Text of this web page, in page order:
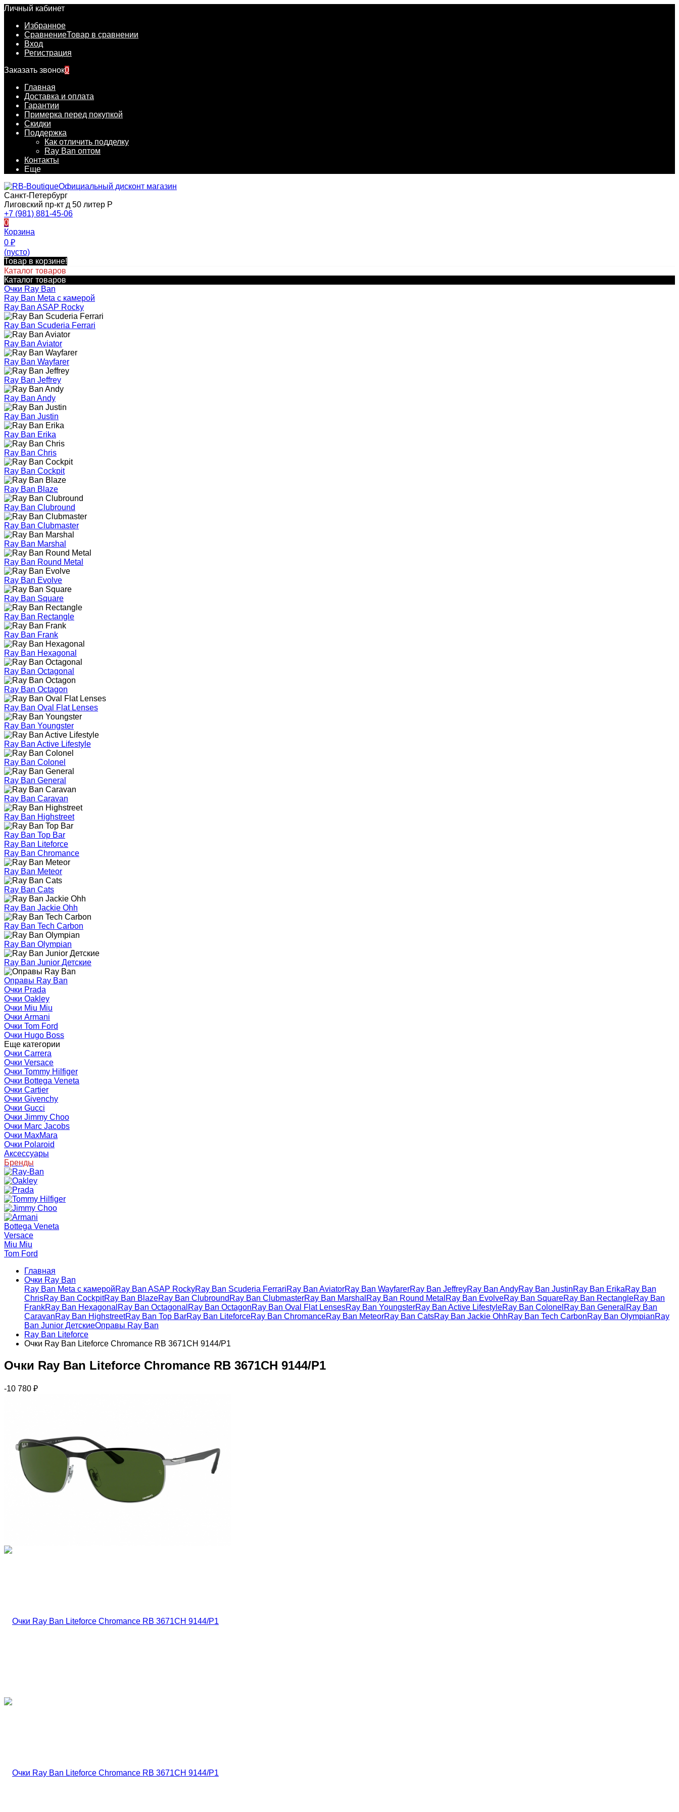
Личный кабинет
Избранное
СравнениеТовар в сравнении
Вход
Регистрация
Заказать звонок0
Главная
Доставка и оплата
Гарантии
Примерка перед покупкой
Скидки
Поддержка
Как отличить подделку
Ray Ban оптом
Контакты
Еще
Официальный дисконт магазин
Санкт-Петербург
Лиговский пр-кт д 50 литер Р
+7 (981) 881-45-06
0
Корзина
0 ₽
(пусто)
Товар в корзине!
Каталог товаров
Каталог товаров
Очки Ray Ban
Ray Ban Meta с камерой
Ray Ban ASAP Rocky
Ray Ban Scuderia Ferrari
Ray Ban Aviator
Ray Ban Wayfarer
Ray Ban Jeffrey
Ray Ban Andy
Ray Ban Justin
Ray Ban Erika
Ray Ban Chris
Ray Ban Cockpit
Ray Ban Blaze
Ray Ban Clubround
Ray Ban Clubmaster
Ray Ban Marshal
Ray Ban Round Metal
Ray Ban Evolve
Ray Ban Square
Ray Ban Rectangle
Ray Ban Frank
Ray Ban Hexagonal
Ray Ban Octagonal
Ray Ban Octagon
Ray Ban Oval Flat Lenses
Ray Ban Youngster
Ray Ban Active Lifestyle
Ray Ban Colonel
Ray Ban General
Ray Ban Caravan
Ray Ban Highstreet
Ray Ban Top Bar
Ray Ban Liteforce
Ray Ban Chromance
Ray Ban Meteor
Ray Ban Cats
Ray Ban Jackie Ohh
Ray Ban Tech Carbon
Ray Ban Olympian
Ray Ban Junior Детские
Оправы Ray Ban
Очки Prada
Очки Oakley
Очки Miu Miu
Очки Armani
Очки Tom Ford
Очки Hugo Boss
Еще категории
Очки Carrera
Очки Versace
Очки Tommy Hilfiger
Очки Bottega Veneta
Очки Cartier
Очки Givenchy
Очки Gucci
Очки Jimmy Choo
Очки Marc Jacobs
Очки MaxMara
Очки Polaroid
Аксессуары
Бренды
Bottega Veneta
Versace
Miu Miu
Tom Ford
Главная
Очки Ray Ban
Ray Ban Meta с камеройRay Ban ASAP RockyRay Ban Scuderia FerrariRay Ban AviatorRay Ban WayfarerRay Ban JeffreyRay Ban AndyRay Ban JustinRay Ban ErikaRay Ban
ChrisRay Ban CockpitRay Ban BlazeRay Ban Clubround Ray Ban ClubmasterRay Ban Marshal Ray Ban Round Metal Ray Ban EvolveRay Ban SquareRay Ban RectangleRay Ban
FrankRay Ban Hexagonal Ray Ban Octagonal Ray Ban OctagonRay Ban Oval Flat LensesRay Ban YoungsterRay Ban Active LifestyleRay Ban Colonel Ray Ban General Ray Ban
CaravanRay Ban HighstreetRay Ban Top BarRay Ban LiteforceRay Ban ChromanceRay Ban MeteorRay Ban CatsRay Ban Jackie OhhRay Ban Tech CarbonRay Ban OlympianRay
Ban Junior ДетскиеОправы Ray Ban
Ray Ban Liteforce
Очки Rаy Ваn Liteforce Chromance RB 3671CH 9144/P1
Очки Rаy Ваn Liteforce Chromance RB 3671CH 9144/P1
-10 780 ₽